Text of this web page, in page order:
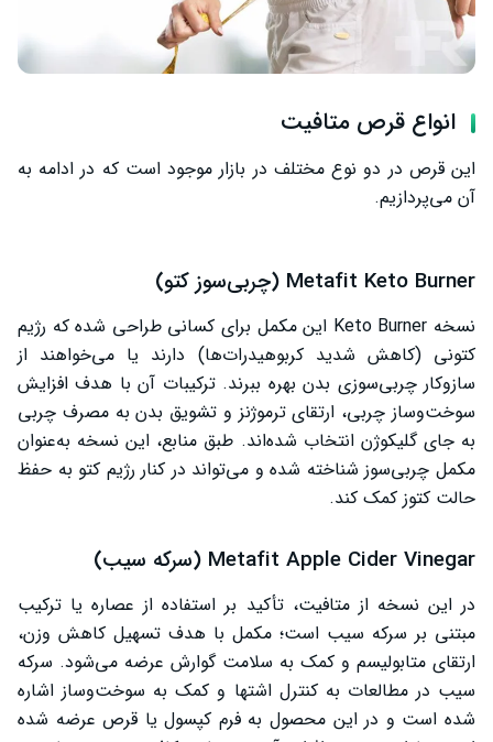
انواع قرص متافیت
این قرص در دو نوع مختلف در بازار موجود است که در ادامه به
آن می‌پردازیم.
Metafit Keto Burner (چربی‌سوز کتو)
نسخه Keto Burner این مکمل برای کسانی طراحی شده که رژیم
کتونی (کاهش شدید کربوهیدرات‌ها) دارند یا می‌خواهند از
سازوکار چربی‌سوزی بدن بهره ببرند. ترکیبات آن با هدف افزایش
سوخت‌وساز چربی، ارتقای ترموژنز و تشویق بدن به مصرف چربی
به جای گلیکوژن انتخاب شده‌اند. طبق منابع، این نسخه به‌عنوان
مکمل چربی‌سوز شناخته شده و می‌تواند در کنار رژیم کتو به حفظ
حالت کتوز کمک کند.
Metafit Apple Cider Vinegar (سرکه سیب)
در این نسخه از متافیت، تأکید بر استفاده از عصاره یا ترکیب
مبتنی بر سرکه سیب است؛ مکمل با هدف تسهیل کاهش وزن،
ارتقای متابولیسم و کمک به سلامت گوارش عرضه می‌شود. سرکه
سیب در مطالعات به کنترل اشتها و کمک به سوخت‌وساز اشاره
شده است و در این محصول به فرم کپسول یا قرص عرضه شده